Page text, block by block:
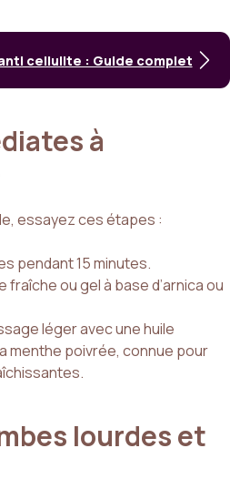
cellulite : Guide complet
à
essayez ces étapes :
pendant 15 minutes.
fraîche ou gel à base d’arnica ou
léger avec une huile
menthe poivrée, connue pour
lourdes et